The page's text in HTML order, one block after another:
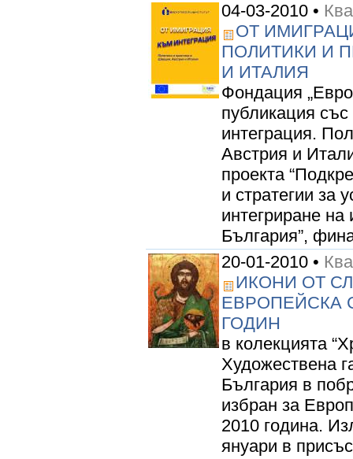
04-03-2010 •
ОТ
ПОЛИТИКИ И
И ИТАЛИЯ
Фондация
публикация
интеграция.
Австрия и
проекта
и стратегии за
интегриране на
България”,
20-01-2010 •
ИКОНИ ОТ
ЕВРОПЕЙСКА
ГОДИН
в колекцията
Художествена
България в
избран за
2010 година.
януари в